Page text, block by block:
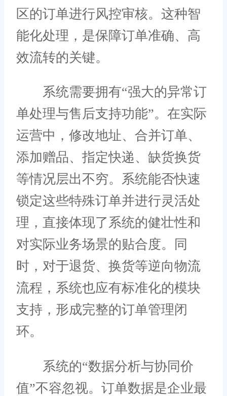
区的订单进行风控审核。这种智
能化处理，是保障订单准确、高
效流转的关键。
系统需要拥有“强大的异常订
单处理与售后支持功能”。在实际
运营中，修改地址、合并订单、
添加赠品、指定快递、缺货换货
等情况层出不穷。系统能否快速
锁定这些特殊订单并进行灵活处
理，直接体现了系统的健壮性和
对实际业务场景的贴合度。同
时，对于退货、换货等逆向物流
流程，系统也应有标准化的模块
支持，形成完整的订单管理闭
环。
系统的“数据分析与协同价
值”不容忽视。订单数据是企业最